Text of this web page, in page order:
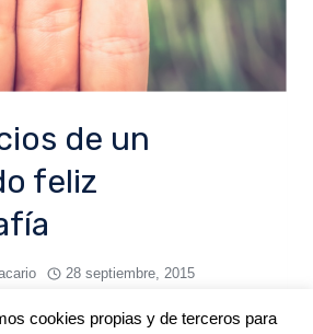
de un
feliz
28 septiembre, 2015
cookies propias y de terceros para